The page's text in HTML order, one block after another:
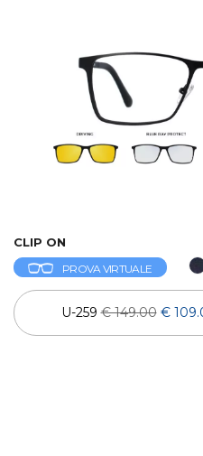
CLIP ON
PROVA VIRTUALE
U-259€ 149.00 €